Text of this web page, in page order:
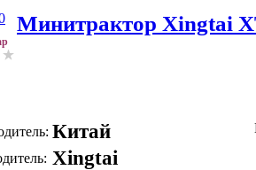
Минитрактор Xingtai
Китай
Xingtai